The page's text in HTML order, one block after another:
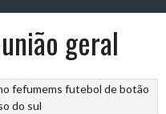
geral
fefumems futebol de botão
do sul